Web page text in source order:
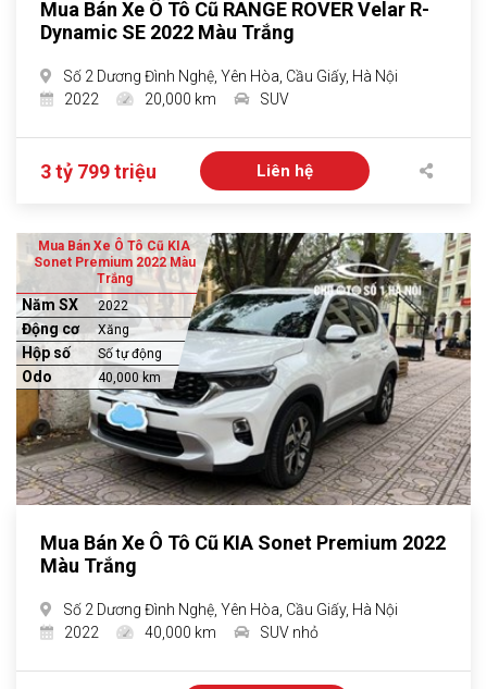
Mua Bán Xe Ô Tô Cũ RANGE ROVER Velar R-
Dynamic SE 2022 Màu Trắng
Số 2 Dương Đình Nghệ, Yên Hòa, Cầu Giấy, Hà Nội
2022
20,000 km SUV
3 tỷ 799 triệu Liên hệ
Mua Bán Xe Ô Tô Cũ KIA
Sonet Premium 2022 Màu
Trắng
Năm SX 2022
Động cơ Xăng
Hộp số Số tự động
Odo 40,000 km
Mua Bán Xe Ô Tô Cũ KIA Sonet Premium 2022
Màu Trắng
Số 2 Dương Đình Nghệ, Yên Hòa, Cầu Giấy, Hà Nội
2022
40,000 km SUV nhỏ